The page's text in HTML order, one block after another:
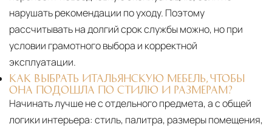
нарушать рекомендации по уходу. Поэтому
рассчитывать на долгий срок службы можно, но при
условии грамотного выбора и корректной
эксплуатации.
КАК ВЫБРАТЬ ИТАЛЬЯНСКУЮ МЕБЕЛЬ, ЧТОБЫ
ОНА ПОДОШЛА ПО СТИЛЮ И РАЗМЕРАМ?
Начинать лучше не с отдельного предмета, а с общей
логики интерьера: стиль, палитра, размеры помещения,